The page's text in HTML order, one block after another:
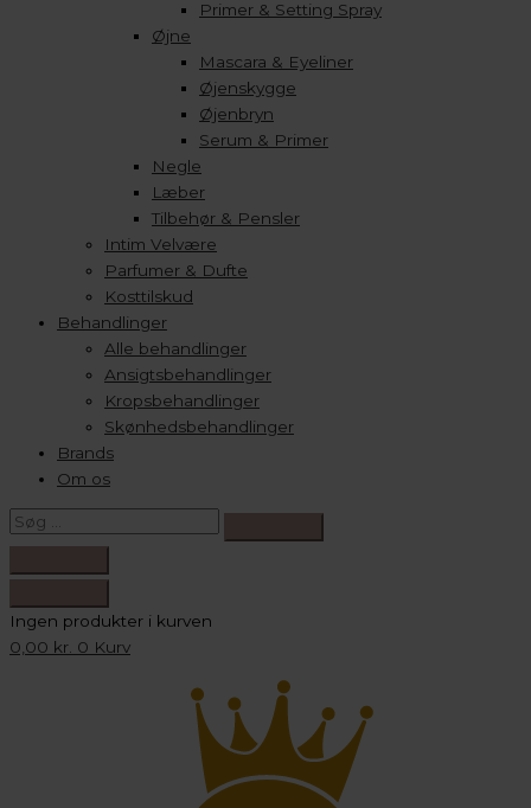
Primer & Setting Spray
Øjne
Mascara & Eyeliner
Øjenskygge
Øjenbryn
Serum & Primer
Negle
Læber
Tilbehør & Pensler
Intim Velvære
Parfumer & Dufte
Kosttilskud
Behandlinger
Alle behandlinger
Ansigtsbehandlinger
Kropsbehandlinger
Skønhedsbehandlinger
Brands
Om os
Ingen produkter i kurven
0,00 kr. 0 Kurv